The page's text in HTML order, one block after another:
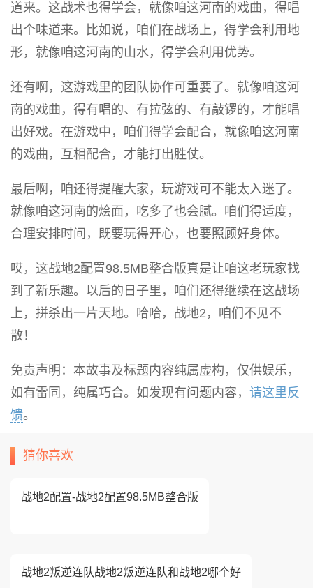
道来。这战术也得学会，就像咱这河南的戏曲，得唱
出个味道来。比如说，咱们在战场上，得学会利用地
形，就像咱这河南的山水，得学会利用优势。
还有啊，这游戏里的团队协作可重要了。就像咱这河
南的戏曲，得有唱的、有拉弦的、有敲锣的，才能唱
出好戏。在游戏中，咱们得学会配合，就像咱这河南
的戏曲，互相配合，才能打出胜仗。
最后啊，咱还得提醒大家，玩游戏可不能太入迷了。
就像咱这河南的烩面，吃多了也会腻。咱们得适度，
合理安排时间，既要玩得开心，也要照顾好身体。
哎，这战地2配置98.5MB整合版真是让咱这老玩家找
到了新乐趣。以后的日子里，咱们还得继续在这战场
上，拼杀出一片天地。哈哈，战地2，咱们不见不
散！
免责声明：本故事及标题内容纯属虚构，仅供娱乐，
如有雷同，纯属巧合。如发现有问题内容， 请这里反
馈。
猜你喜欢
战地2配置-战地2配置98.5MB整合版
战地2叛逆连队战地2叛逆连队和战地2哪个好